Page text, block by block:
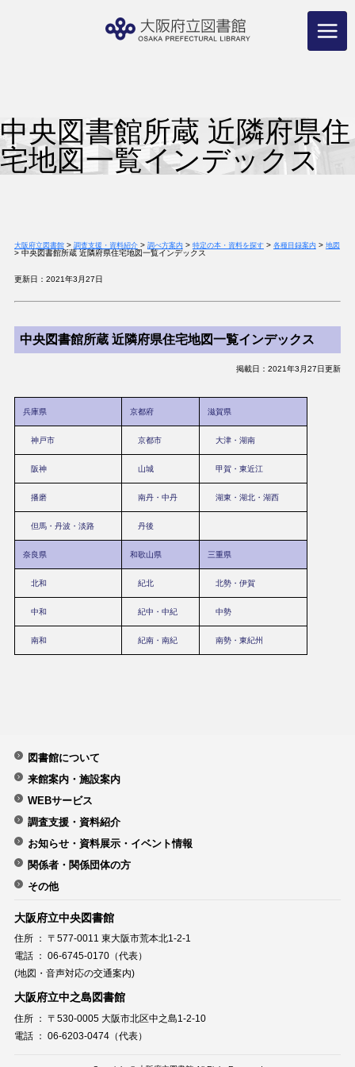
中央図書館所蔵 近隣府県住
宅地図一覧インデックス
大阪府立図書館> 調査支援・資料紹介> 調べ方案内 > 特定の本・資料を探す> 各種目録案内 > 地図
> 中央図書館所蔵 近隣府県住宅地図一覧インデックス
更新日：2021年3月27日
中央図書館所蔵 近隣府県住宅地図一覧インデックス
掲載日：2021年3月27日更新
兵庫県 京都府 滋賀県
神戸市 京都市 大津・湖南
阪神 山城 甲賀・東近江
播磨 南丹・中丹 湖東・湖北・湖西
但馬・丹波・淡路 丹後
奈良県 和歌山県 三重県
北和 紀北 北勢・伊賀
中和 紀中・中紀 中勢
南和 紀南・南紀 南勢・東紀州
図書館について
来館案内・施設案内
WEBサービス
調査支援・資料紹介
お知らせ・資料展示・イベント情報
関係者・関係団体の方
その他
大阪府立中央図書館
住所 ： 〒577-0011 東大阪市荒本北1-2-1
電話 ： 06-6745-0170（代表）
(地図・音声対応の交通案内)
大阪府立中之島図書館
住所 ： 〒530-0005 大阪市北区中之島1-2-10
電話 ： 06-6203-0474（代表）